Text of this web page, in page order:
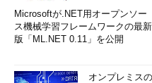
る。
図8 key.zipを取り出す
Microsoftが.NET用オープンソー
ス機械学習フレームワークの最新
版「ML.NET 0.11」を公開
オンプレミス